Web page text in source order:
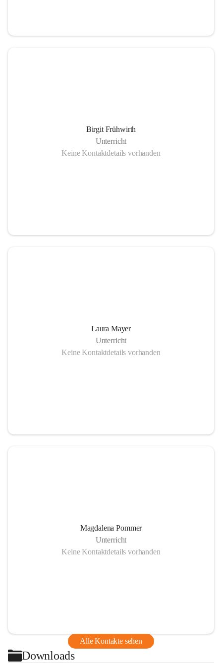
Birgit Frühwirth
Unterricht
Keine Kontaktdetails vorhanden
Laura Mayer
Unterricht
Keine Kontaktdetails vorhanden
Magdalena Pommer
Unterricht
Keine Kontaktdetails vorhanden
Alle Kontakte sehen
Downloads